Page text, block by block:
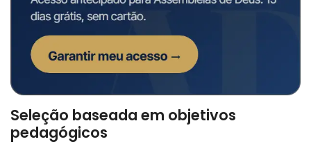
Seleção baseada em objetivos
pedagógicos